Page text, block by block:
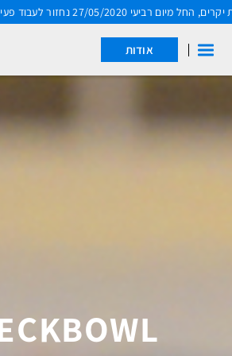
רביעי 27/05/2020 נחזור לעבוד פעילות רגילה, נרגשים לראותכם בשנית
דלג לסרגל הניווט
דלג לתוכן
אודות